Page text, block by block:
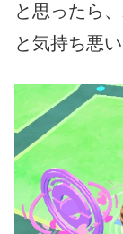
と思ったら
と気持ち悪い